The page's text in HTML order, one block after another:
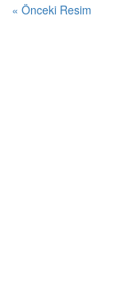
« Önceki Resim